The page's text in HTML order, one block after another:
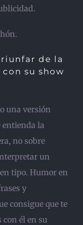
de la
su show
una versión
entienda la
no sobre
un
tipo. Humor en
y
consigue que te
él en su